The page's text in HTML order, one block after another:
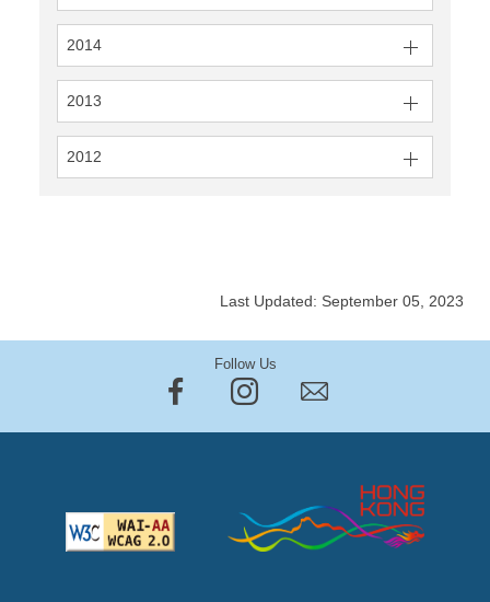
2014
2013
2012
Last Updated: September 05, 2023
Follow Us